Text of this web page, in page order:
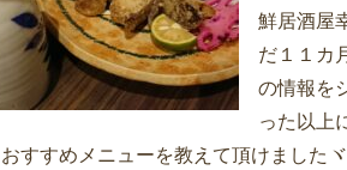
鮮居酒屋
だ１１カ
の情報を
った以上
すすめメニューを教えて頂けました